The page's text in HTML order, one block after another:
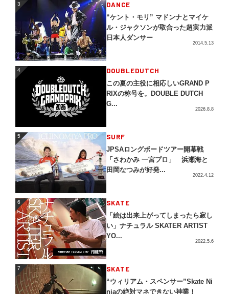
3 DANCE
“ケント・モリ” マドンナとマイケ
ル・ジャクソンが取合った超実力派
日本人ダンサー
2014.5.13
4 DOUBLEDUTCH
この夏の主役に相応しいGRAND P
RIXの称号を。DOUBLE DUTCH
G...
2026.8.8
5 SURF
JPSAロングボードツアー開幕戦
「さわかみ 一宮プロ」 浜瀬海と
田岡なつみが好発...
2022.4.12
6 SKATE
「絵は出来上がってしまったら寂し
い」ナチュラル SKATER ARTIST
YO...
2022.5.6
7 SKATE
“ウィリアム・スペンサー”Skate Ni
njaの絶対マネできない神業！